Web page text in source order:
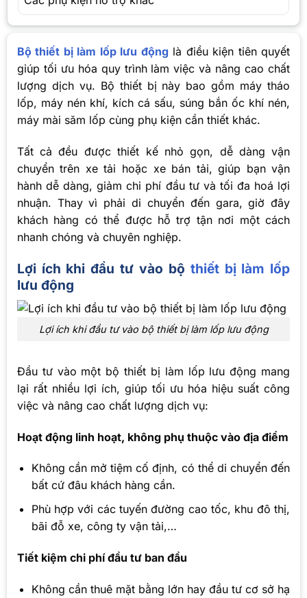
Bộ thiết bị làm lốp lưu động là điều kiện tiên quyết
giúp tối ưu hóa quy trình làm việc và nâng cao chất
lượng dịch vụ. Bộ thiết bị này bao gồm máy tháo
lốp, máy nén khí, kích cá sấu, súng bắn ốc khí nén,
máy mài săm lốp cùng phụ kiện cần thiết khác.
Tất cả đều được thiết kế nhỏ gọn, dễ dàng vận
chuyển trên xe tải hoặc xe bán tải, giúp bạn vận
hành dễ dàng, giảm chi phí đầu tư và tối đa hoá lợi
nhuận. Thay vì phải di chuyển đến gara, giờ đây
khách hàng có thể được hỗ trợ tận nơi một cách
nhanh chóng và chuyên nghiệp.
Lợi ích khi đầu tư vào bộ thiết bị làm lốp
lưu động
Lợi ích khi đầu tư vào bộ thiết bị làm lốp lưu động
Đầu tư vào một bộ thiết bị làm lốp lưu động mang
lại rất nhiều lợi ích, giúp tối ưu hóa hiệu suất công
việc và nâng cao chất lượng dịch vụ:
Hoạt động linh hoạt, không phụ thuộc vào địa điểm
Không cần mở tiệm cố định, có thể di chuyển đến
bất cứ đâu khách hàng cần.
Phù hợp với các tuyến đường cao tốc, khu đô thị,
bãi đỗ xe, công ty vận tải,…
Tiết kiệm chi phí đầu tư ban đầu
Không cần thuê mặt bằng lớn hay đầu tư cơ sở hạ